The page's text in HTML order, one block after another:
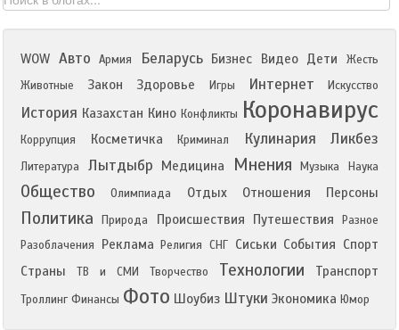
WOW Авто Армия Беларусь Бизнес Видео Дети
Жесть
Животные
Закон Здоровье Игры Интернет Искусство
История Казахстан Кино Конфликты Коронавирус
Коррупция Косметичка Криминал Кулинария Ликбез
Литература Лытдыбр Медицина Мнения Музыка Наука
Общество Олимпиада Отдых Отношения Персоны
Политика Природа Происшествия Путешествия
Разное
Разоблачения
Реклама Религия СНГ Сиськи События Спорт
Страны
ТВ и СМИ Творчество Технологии Транспорт
Троллинг Финансы Фото Шоубиз Штуки Экономика Юмор